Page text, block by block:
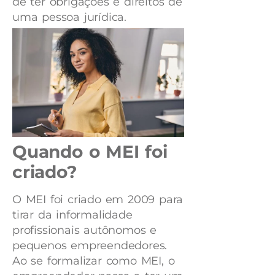
uma pessoa jurídica.
Quando o MEI foi
criado?
O MEI foi criado em 2009 para
tirar da informalidade
profissionais autônomos e
pequenos empreendedores.
Ao se formalizar como MEI, o